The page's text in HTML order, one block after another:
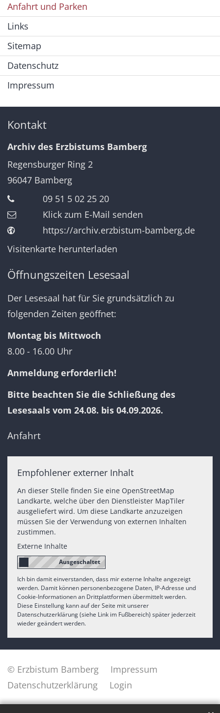
Anfahrt und Parken
Links
Sitemap
Datenschutz
Impressum
Kontakt
Archiv des Erzbistums Bamberg
Regensburger Ring 2
96047 Bamberg
09 51 5 02 25 20
Klick zum E-Mail senden
https://archiv.erzbistum-bamberg.de
Visitenkarte herunterladen
Öffnungszeiten Lesesaal
Der Lesesaal hat für Sie grundsätzlich zu
folgenden Zeiten geöffnet:
Montag bis Mittwoch
8.00 - 16.00 Uhr
Anmeldung erforderlich!
Bitte beachten Sie die Schließung des
Lesesaals vom 24.08. bis 04.09.2026.
Anfahrt
Empfohlener externer Inhalt
An dieser Stelle finden Sie eine OpenStreetMap
Landkarte, welche über den Dienstleister MapTiler
ausgeliefert wird. Um diese Landkarte anzuzeigen
müssen Sie der Verwendung von externen Inhalten
zustimmen.
Externe Inhalte
Ich bin damit einverstanden, dass mir externe Inhalte angezeigt
werden. Damit können personenbezogene Daten, IP-Adresse und
Cookie-Informationen an Drittplattformen übermittelt werden.
Diese Einstellung kann auf der Seite mit unserer
Datenschutzerklärung (siehe Link im Fußbereich) später jederzeit
wieder geändert werden.
© Erzbistum Bamberg
Impressum
Datenschutzerklärung
Login